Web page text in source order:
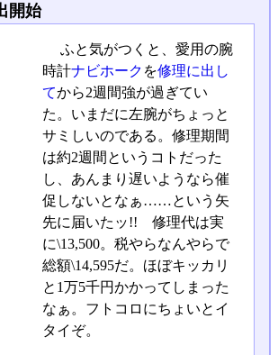
開始
ふと気がつくと、愛用の腕
時計ナビホーク を修理に出し
てから2週間強が過ぎてい
た。いまだに左腕がちょっと
サミしいのである。修理期間
は約2週間というコトだった
し、あんまり遅いようなら催
促しないとなぁ……という矢
先に届いたッ!! 修理代は実
に\13,500。税やらなんやらで
総額\14,595だ。ほぼキッカリ
と1万5千円かかってしまった
なぁ。フトコロにちょいとイ
タイぞ。